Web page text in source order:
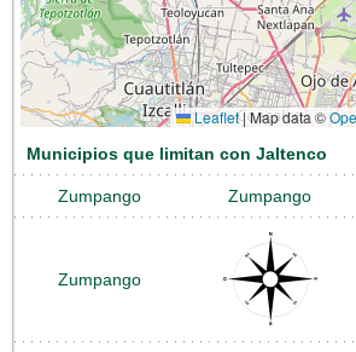
Leaflet|Map data ©
Municipios que limitan con Jaltenco
Zumpango Zumpango
Zumpango